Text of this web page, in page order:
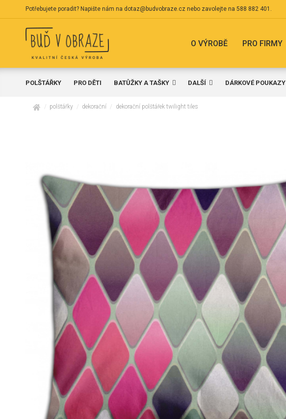
Potřebujete poradit? Napište nám na dotaz@budvobraze.cz nebo zavolejte na 588 882 401 .
PRO FIRMY
O VÝROBĚ
POLŠTÁŘKY PRO DĚTI BATŮŽKY A TAŠKY DALŠÍ DÁRKOVÉ POUKAZY
domů polštářky dekorační dekorační polštářek twilight tiles